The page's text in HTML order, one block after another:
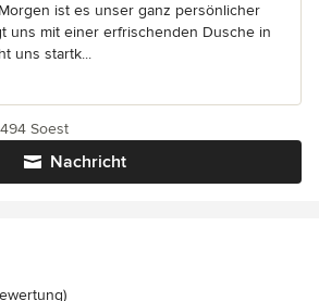
Morgen ist es unser ganz persönlicher
uns mit einer erfrischenden Dusche in
uns startk...
Nachricht
Soest
5 von 5 Sternen